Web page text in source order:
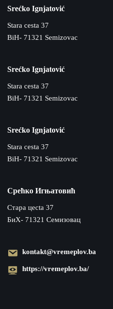
Srećko Ignjatović
Stara cesta 37
BiH- 71321 Semizovac
Srećko Ignjatović
Stara cesta 37
BiH- 71321 Semizovac
Srećko Ignjatović
Stara cesta 37
BiH- 71321 Semizovac
Срећко Игњатовић
Cтара цecta 37
БиХ- 71321 Семизовац
kontakt@vremeplov.ba
https://vremeplov.ba/